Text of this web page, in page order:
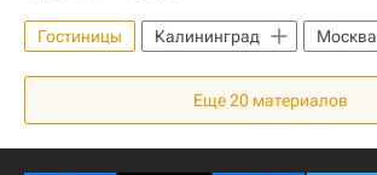
Гостиницы Калининград
Москва
Брянск
РЖД
Отели
Еще20 материалов